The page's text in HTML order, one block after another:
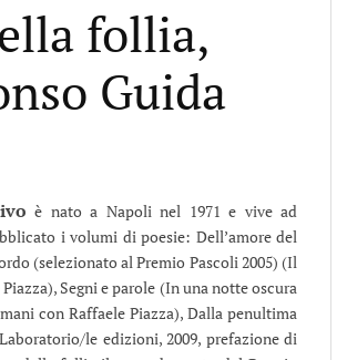
follia,
Guida
è nato a Napoli nel 1971 e vive ad
i volumi di poesie: Dell’amore del
(selezionato al Premio Pascoli 2005) (Il
Segni e parole (In una notte oscura
con Raffaele Piazza), Dalla penultima
le edizioni, 2009, prefazione di